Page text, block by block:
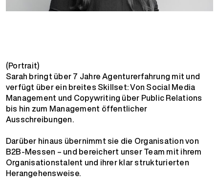
(Portrait)
Sarah bringt über 7 Jahre Agenturerfahrung mit und
verfügt über ein breites Skillset: Von Social Media
Management und Copywriting über Public Relations
bis hin zum Management öffentlicher
Ausschreibungen.
Darüber hinaus übernimmt sie die Organisation von
B2B-Messen – und bereichert unser Team mit ihrem
Organisationstalent und ihrer klar strukturierten
Herangehensweise.